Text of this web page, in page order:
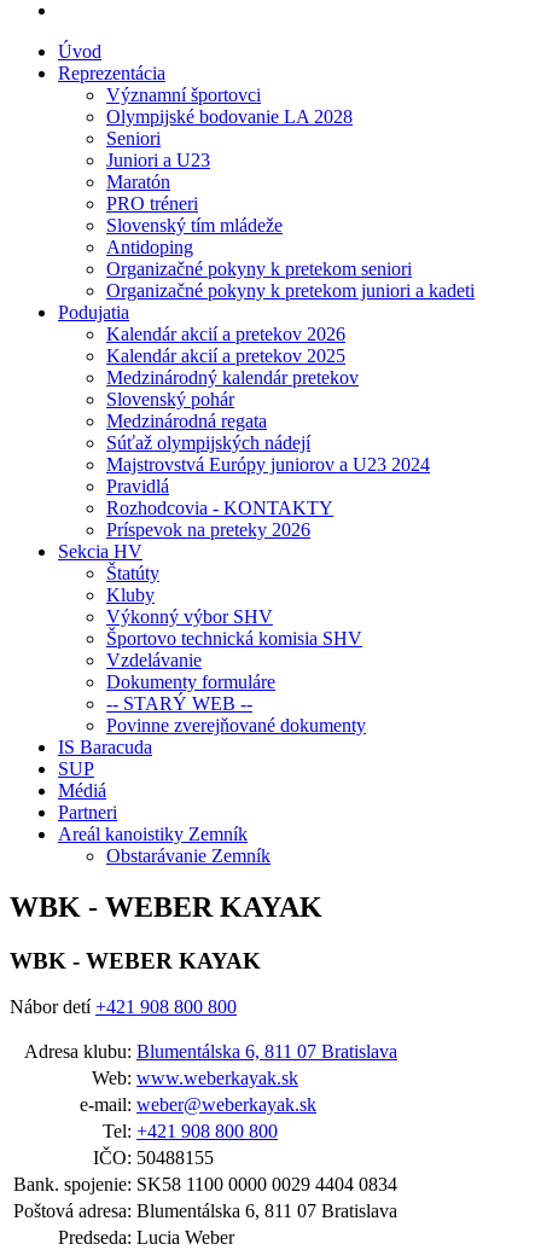
Úvod
Reprezentácia
Významní športovci
Olympijské bodovanie LA 2028
Seniori
Juniori a U23
Maratón
PRO tréneri
Slovenský tím mládeže
Antidoping
Organizačné pokyny k pretekom seniori
Organizačné pokyny k pretekom juniori a kadeti
Podujatia
Kalendár akcií a pretekov 2026
Kalendár akcií a pretekov 2025
Medzinárodný kalendár pretekov
Slovenský pohár
Medzinárodná regata
Súťaž olympijských nádejí
Majstrovstvá Európy juniorov a U23 2024
Pravidlá
Rozhodcovia - KONTAKTY
Príspevok na preteky 2026
Sekcia HV
Štatúty
Kluby
Výkonný výbor SHV
Športovo technická komisia SHV
Vzdelávanie
Dokumenty formuláre
-- STARÝ WEB --
Povinne zverejňované dokumenty
IS Baracuda
SUP
Médiá
Partneri
Areál kanoistiky Zemník
Obstarávanie Zemník
WBK - WEBER KAYAK
WBK - WEBER KAYAK
Nábor detí+421 908 800 800
Adresa klubu: Blumentálska 6, 811 07 Bratislava
Web: www.weberkayak.sk
e-mail: weber@weberkayak.sk
Tel: +421 908 800 800
IČO: 50488155
Bank. spojenie: SK58 1100 0000 0029 4404 0834
Poštová adresa: Blumentálska 6, 811 07 Bratislava
Predseda: Lucia Weber